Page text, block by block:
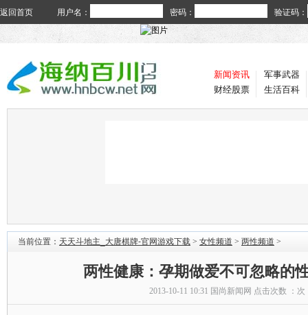
返回首页 用户名： 密码： 验证码：
新闻资讯
财经股票
军事武器
生活百科
当前位置： 天天斗地主_大唐棋牌-官网游戏下载 > 女性频道 > 两性频道 >
两性健康：孕期做爱不可忽略的
2013-10-11 10:31 国尚新闻网 点击次数 ： 次